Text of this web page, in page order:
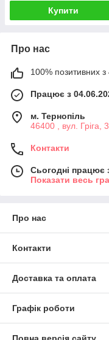
Купити
Про нас
100% позитивних з
Працює з
м. Тернопіль
46400 , вул. Гріга,
Контакти
Сьогодні працює
Показати весь
Про нас
Контакти
Доставка та оплата
Графік роботи